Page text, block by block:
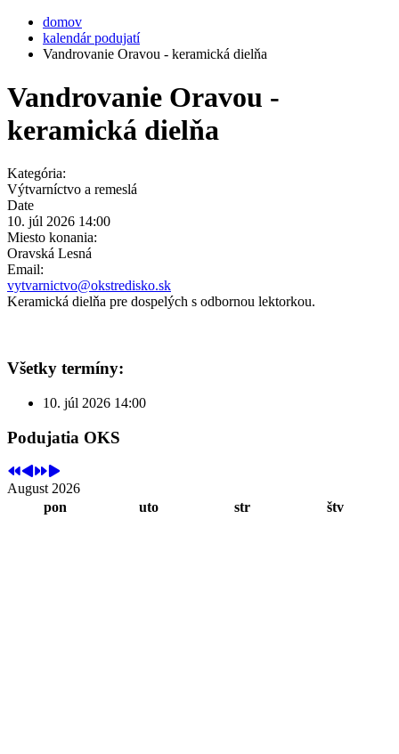
domov
kalendár podujatí
Vandrovanie Oravou - keramická dielňa
Vandrovanie Oravou -
keramická dielňa
Kategória:
Výtvarníctvo a remeslá
Date
10. júl 2026 14:00
Miesto konania:
Oravská Lesná
Email:
vytvarnictvo@okstredisko.sk
Keramická dielňa pre dospelých s odbornou lektorkou.
Všetky termíny:
10. júl 2026 14:00
Podujatia OKS
August 2026
pon
uto str štv